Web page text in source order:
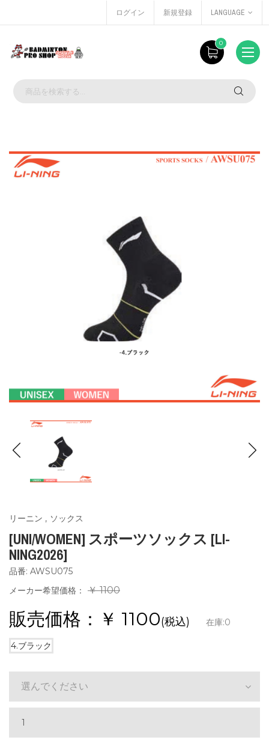
ログイン 新規登録 LANGUAGE
0
リーニン , ソックス
[UNI/WOMEN] スポーツソックス [LI-
NING2026]
品番: AWSU075
メーカー希望価格：
￥ 1100
販売価格：￥ 1100(税込) 在庫:0
4.ブラック
選んでください